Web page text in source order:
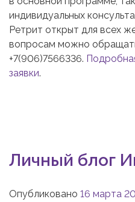
индивидуальных
Ретрит открыт для всех
вопросам можно
+7(906)7566336.
заявки.
Личный блог
Опубликовано 16 марта